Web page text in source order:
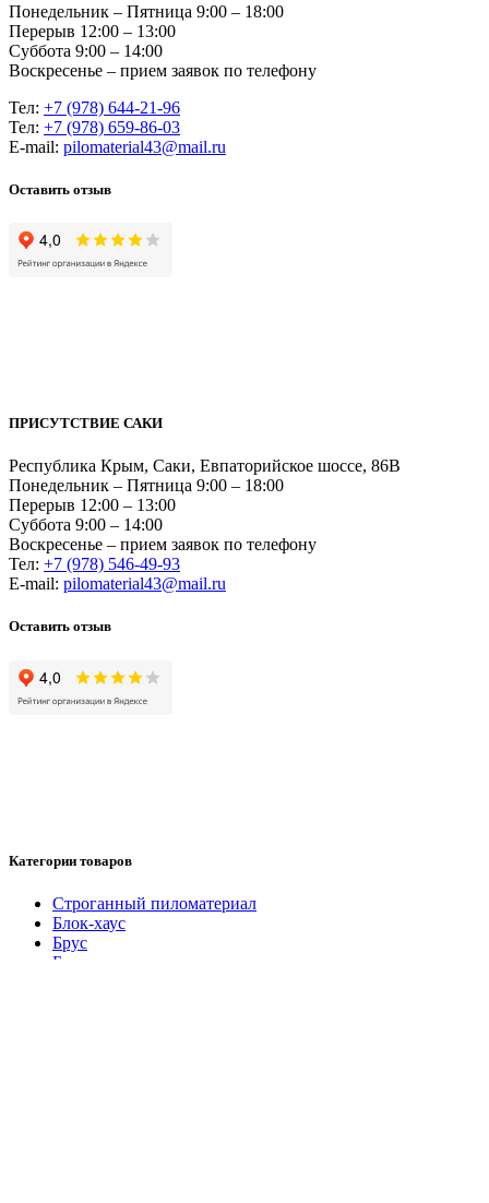
Понедельник – Пятница 9:00 – 18:00
Перерыв 12:00 – 13:00
Суббота 9:00 – 14:00
Воскресенье – прием заявок по телефону
Тел: +7 (978) 644-21-96
Тел: +7 (978) 659-86-03
Е-mail: pilomaterial43@mail.ru
Оставить отзыв
ПРИСУТСТВИЕ САКИ
Республика Крым, Саки, Евпаторийское шоссе, 86В
Понедельник – Пятница 9:00 – 18:00
Перерыв 12:00 – 13:00
Суббота 9:00 – 14:00
Воскресенье – прием заявок по телефону
Тел: +7 (978) 546-49-93
Е-mail: pilomaterial43@mail.ru
Оставить отзыв
Категории товаров
Cтроганный пиломатериал
Блок-хаус
Брус
Брусок